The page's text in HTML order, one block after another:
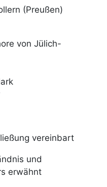
(Preußen)
von Jülich-
vereinbart
und
erwähnt